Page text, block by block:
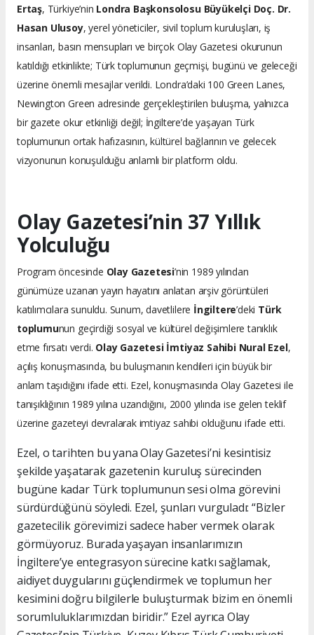
Ertaş, Türkiye’nin Londra Başkonsolosu Büyükelçi Doç. Dr.
Hasan Ulusoy, yerel yöneticiler, sivil toplum kuruluşları, iş
insanları, basın mensupları ve birçok Olay Gazetesi okurunun
katıldığı etkinlikte; Türk toplumunun geçmişi, bugünü ve geleceği
üzerine önemli mesajlar verildi. Londra’daki 100 Green Lanes,
Newington Green adresinde gerçekleştirilen buluşma, yalnızca
bir gazete okur etkinliği değil; İngiltere’de yaşayan Türk
toplumunun ortak hafızasının, kültürel bağlarının ve gelecek
vizyonunun konuşulduğu anlamlı bir platform oldu.
Olay Gazetesi’nin 37 Yıllık
Yolculuğu
Program öncesinde Olay Gazetesi’nin 1989 yılından
günümüze uzanan yayın hayatını anlatan arşiv görüntüleri
katılımcılara sunuldu. Sunum, davetlilere İngiltere’deki Türk
toplumunun geçirdiği sosyal ve kültürel değişimlere tanıklık
etme fırsatı verdi. Olay Gazetesi İmtiyaz Sahibi Nural Ezel,
açılış konuşmasında, bu buluşmanın kendileri için büyük bir
anlam taşıdığını ifade etti. Ezel, konuşmasında Olay Gazetesi ile
tanışıklığının 1989 yılına uzandığını, 2000 yılında ise gelen teklif
üzerine gazeteyi devralarak imtiyaz sahibi olduğunu ifade etti.
Ezel, o tarihten bu yana Olay Gazetesi’ni kesintisiz
şekilde yaşatarak gazetenin kuruluş sürecinden
bugüne kadar Türk toplumunun sesi olma görevini
sürdürdüğünü söyledi. Ezel, şunları vurguladı: “Bizler
gazetecilik görevimizi sadece haber vermek olarak
görmüyoruz. Burada yaşayan insanlarımızın
İngiltere’ye entegrasyon sürecine katkı sağlamak,
aidiyet duygularını güçlendirmek ve toplumun her
kesimini doğru bilgilerle buluşturmak bizim en önemli
sorumluluklarımızdan biridir.” Ezel ayrıca Olay